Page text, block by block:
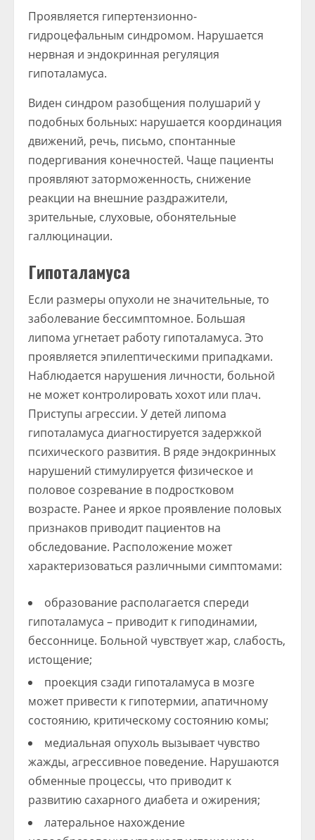
Проявляется гипертензионно-
гидроцефальным синдромом. Нарушается
нервная и эндокринная регуляция
гипоталамуса.
Виден синдром разобщения полушарий у
подобных больных: нарушается координация
движений, речь, письмо, спонтанные
подергивания конечностей. Чаще пациенты
проявляют заторможенность, снижение
реакции на внешние раздражители,
зрительные, слуховые, обонятельные
галлюцинации.
Гипоталамуса
Если размеры опухоли не значительные, то
заболевание бессимптомное. Большая
липома угнетает работу гипоталамуса. Это
проявляется эпилептическими припадками.
Наблюдается нарушения личности, больной
не может контролировать хохот или плач.
Приступы агрессии. У детей липома
гипоталамуса диагностируется задержкой
психического развития. В ряде эндокринных
нарушений стимулируется физическое и
половое созревание в подростковом
возрасте. Ранее и яркое проявление половых
признаков приводит пациентов на
обследование. Расположение может
характеризоваться различными симптомами:
образование располагается спереди
гипоталамуса – приводит к гиподинамии,
бессоннице. Больной чувствует жар, слабость,
истощение;
проекция сзади гипоталамуса в мозге
может привести к гипотермии, апатичному
состоянию, критическому состоянию комы;
медиальная опухоль вызывает чувство
жажды, агрессивное поведение. Нарушаются
обменные процессы, что приводит к
развитию сахарного диабета и ожирения;
латеральное нахождение